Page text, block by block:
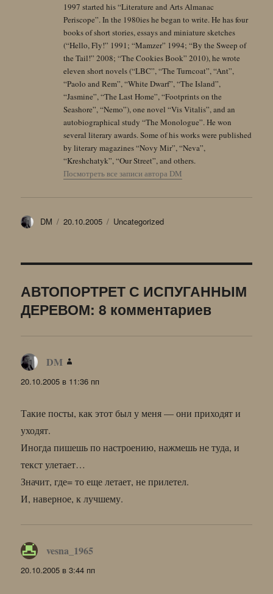
1997 started his “Literature and Arts Almanac
Periscope”. In the 1980ies he began to write. He has four
books of short stories, essays and miniature sketches
(“Hello, Fly!” 1991; “Mamzer” 1994; “By the Sweep of
the Tail!” 2008; “The Cookies Book” 2010), he wrote
eleven short novels (“LBC”, “The Turncoat”, “Ant”,
“Paolo and Rem”, “White Dwarf”, “The Island”,
“Jasmine”, “The Last Home”, “Footprints on the
Seashore”, “Nemo”), one novel “Vis Vitalis”, and an
autobiographical study “The Monologue”. He won
several literary awards. Some of his works were published
by literary magazines “Novy Mir”, “Neva”,
“Kreshchatyk”, “Our Street”, and others.
Посмотреть все записи автора DM
Автор
DM Опубликовано
20.10.2005 Рубрики
Uncategorized
АВТОПОРТРЕТ С ИСПУГАННЫМ
ДЕРЕВОМ: 8 комментариев
DM
20.10.2005 в 11:36 пп
Такие посты, как этот был у меня — они приходят и
уходят.
Иногда пишешь по настроению, нажмешь не туда, и
текст улетает…
Значит, где= то еще летает, не прилетел.
И, наверное, к лучшему.
vesna_1965
20.10.2005 в 3:44 пп